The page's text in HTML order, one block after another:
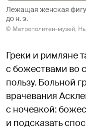
Лежащая женская
до н. э.
© Метрополитен-музей,
Греки и римляне
с божествами во
пользу. Больной
врачевания
с ночевкой:
и подсказать